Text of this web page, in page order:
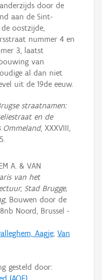
door de
aan de Sint-
oostzijde,
nummer 4 en
3, laatst
van
al dan niet
uit de 19de eeuw.
straatnamen:
en de
Ommeland, XXXVIII,
A. & VAN
van het
Stad Brugge,
, Bouwen door de
Noord, Brussel -
Aagje; Van
gesteld door: